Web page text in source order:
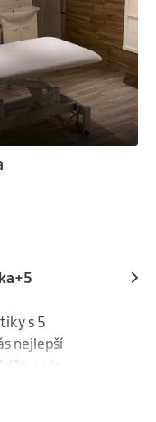
s 5
nejlepší
co je
na jejich
dalších.